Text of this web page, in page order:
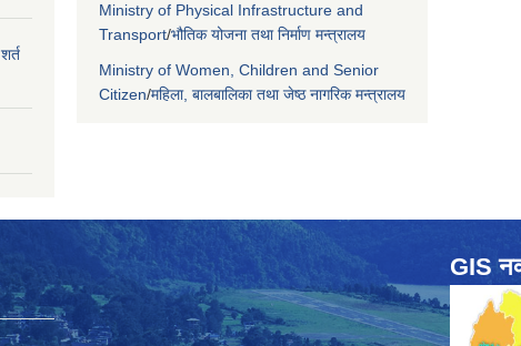
Ministry of Physical Infrastructure and
Transport/भौतिक योजना तथा निर्माण मन्त्रालय
Ministry of Women, Children and Senior
Citizen/महिला, बालबालिका तथा जेष्ठ नागरिक मन्त्रालय
GIS